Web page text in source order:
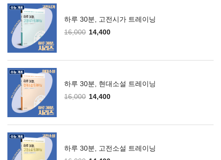
하루 30분, 고전시가 트레이닝
16,000 14,400
하루 30분, 현대소설 트레이닝
16,000 14,400
하루 30분, 고전소설 트레이닝